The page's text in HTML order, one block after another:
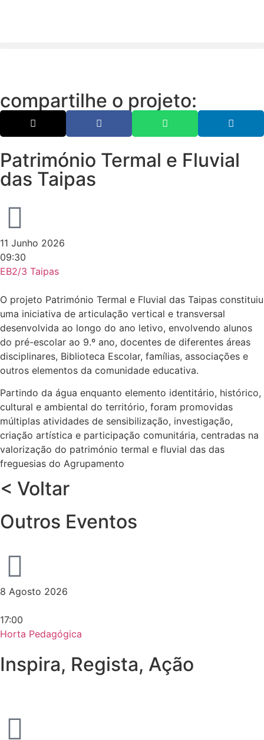
compartilhe o projeto:
Património Termal e Fluvial
das Taipas
11 Junho 2026
09:30
EB2/3 Taipas
O projeto Património Termal e Fluvial das Taipas constituiu
uma iniciativa de articulação vertical e transversal
desenvolvida ao longo do ano letivo, envolvendo alunos
do pré-escolar ao 9.º ano, docentes de diferentes áreas
disciplinares, Biblioteca Escolar, famílias, associações e
outros elementos da comunidade educativa.
Partindo da água enquanto elemento identitário, histórico,
cultural e ambiental do território, foram promovidas
múltiplas atividades de sensibilização, investigação,
criação artística e participação comunitária, centradas na
valorização do património termal e fluvial das das
freguesias do Agrupamento
< Voltar
Outros Eventos
8 Agosto 2026
17:00
Horta Pedagógica
Inspira, Regista, Ação